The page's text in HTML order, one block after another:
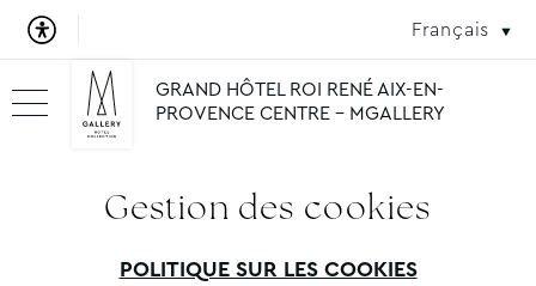
Français
GRAND HÔTEL ROI RENÉ AIX-EN-
PROVENCE CENTRE - MGALLERY
Gestion des cookies
POLITIQUE SUR LES COOKIES